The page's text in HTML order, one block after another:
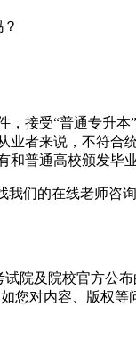
接受“普通专升
者来说，不符合
普通高校颁发毕
们的在线老师咨
院及院校官方公布
对内容、版权等